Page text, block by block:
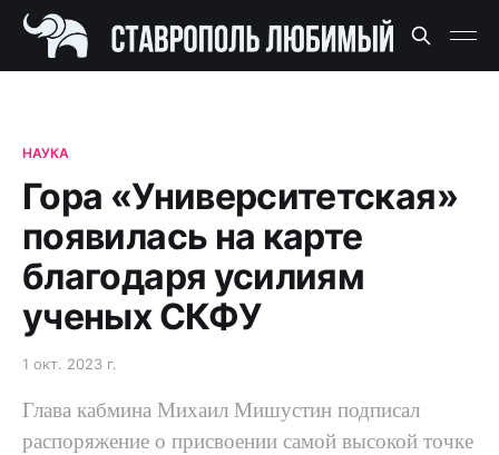
НАУКА
Гора «Университетская»
появилась на карте
благодаря усилиям
ученых СКФУ
1 окт. 2023 г.
Глава кабмина Михаил Мишустин подписал
распоряжение о присвоении самой высокой точке